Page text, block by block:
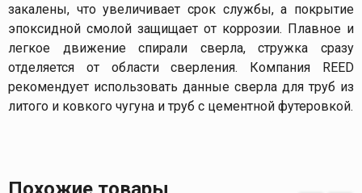
закалены, что увеличивает срок службы, а покрытие
эпоксидной смолой защищает от коррозии. Плавное и
легкое движение спирали сверла, стружка сразу
отделяется от области сверления. Компания REED
рекомендует использовать данные сверла для труб из
литого и ковкого чугуна и труб с цементной футеровкой.